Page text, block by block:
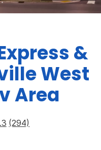
&
West
Area
(294)